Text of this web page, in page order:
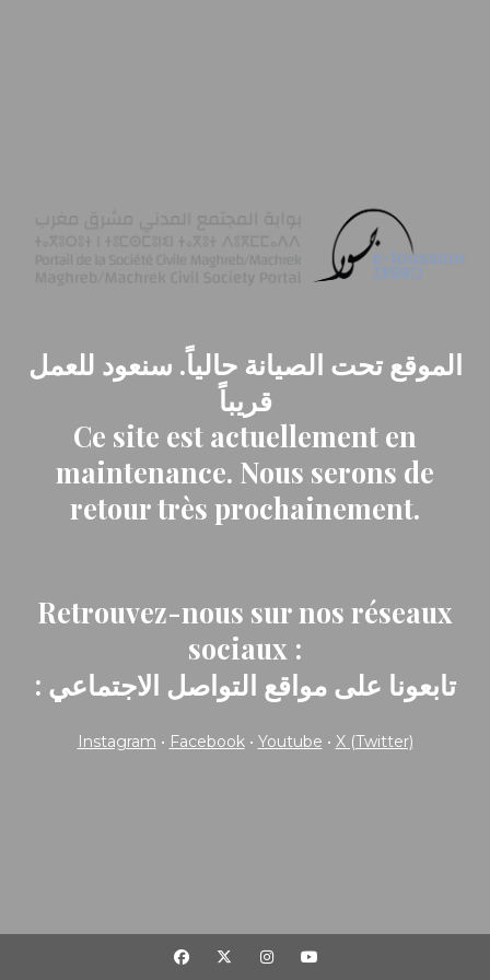
الموقع تحت الصيانة حالياً. سنعود للعمل
قريباً
Ce site est actuellement en
maintenance. Nous serons de
retour très prochainement.
Retrouvez-nous sur nos réseaux
sociaux :
: تابعونا على مواقع التواصل الاجتماعي
Instagram • Facebook• Youtube • X (Twitter)